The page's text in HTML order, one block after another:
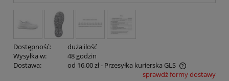
Dostępność:
duża ilość
Wysyłka w:
48 godzin
Dostawa:
od 16,00 zł- Przesyłka kurierska GLS
Cena nie zawiera ewentualnych kosztów płatnościsprawdź formy dostawy